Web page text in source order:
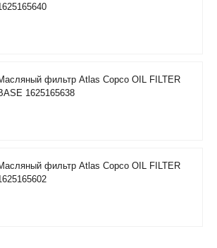
фильтр Atlas Copco OIL FILTER
1625165638
фильтр Atlas Copco OIL FILTER